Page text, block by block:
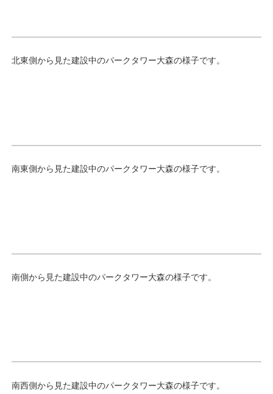
北東側から見た建設中のパークタワー大森の様子です。
南東側から見た建設中のパークタワー大森の様子です。
南側から見た建設中のパークタワー大森の様子です。
南西側から見た建設中のパークタワー大森の様子です。